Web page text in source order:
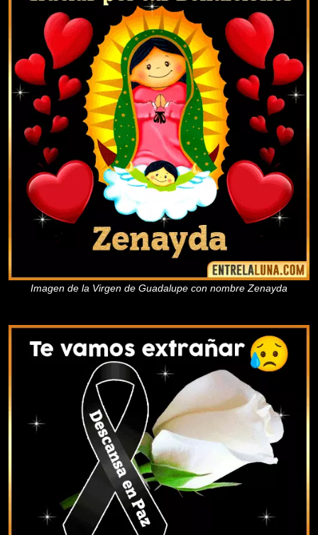
Imagen de la Virgen de Guadalupe con nombre Zenayda